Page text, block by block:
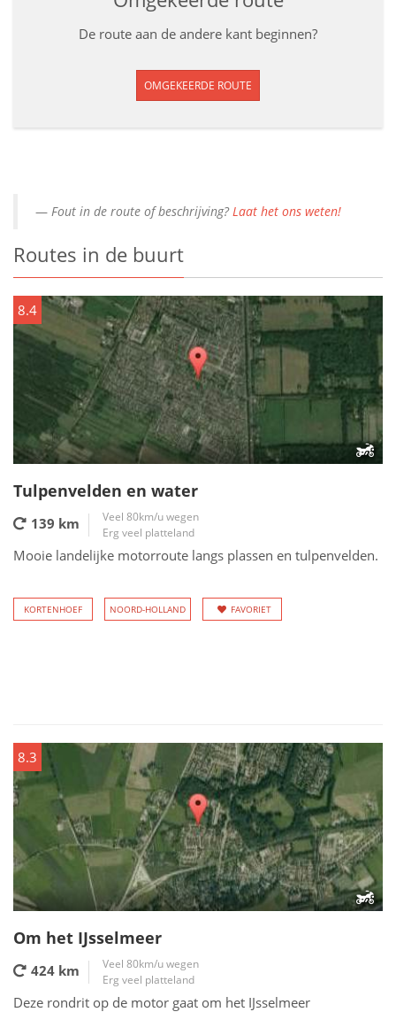
De route aan de andere kant beginnen?
OMGEKEERDE ROUTE
Fout in de route of beschrijving?Laat het ons weten!
Routes in de buurt
8.4
Tulpenvelden en water
139 km
Veel 80km/u wegen
Erg veel platteland
Mooie landelijke motorroute langs plassen en tulpenvelden.
KORTENHOEF NOORD-HOLLAND FAVORIET
8.3
Om het IJsselmeer
424 km
Veel 80km/u wegen
Erg veel platteland
Deze rondrit op de motor gaat om het IJsselmeer